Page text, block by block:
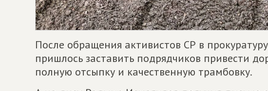
После обращения активистов СР в
пришлось заставить подрядчиков привести
полную отсыпку и качественную трамбовку.